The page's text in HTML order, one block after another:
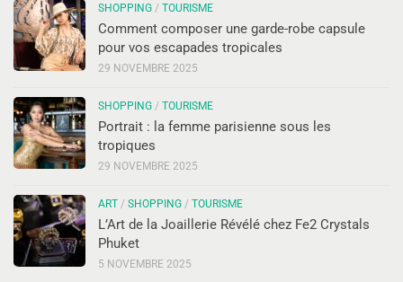
SHOPPING / TOURISME
Comment composer une garde-robe capsule
pour vos escapades tropicales
29 NOVEMBRE 2025
SHOPPING / TOURISME
Portrait : la femme parisienne sous les
tropiques
29 NOVEMBRE 2025
ART / SHOPPING / TOURISME
L’Art de la Joaillerie Révélé chez Fe2 Crystals
Phuket
5 NOVEMBRE 2025